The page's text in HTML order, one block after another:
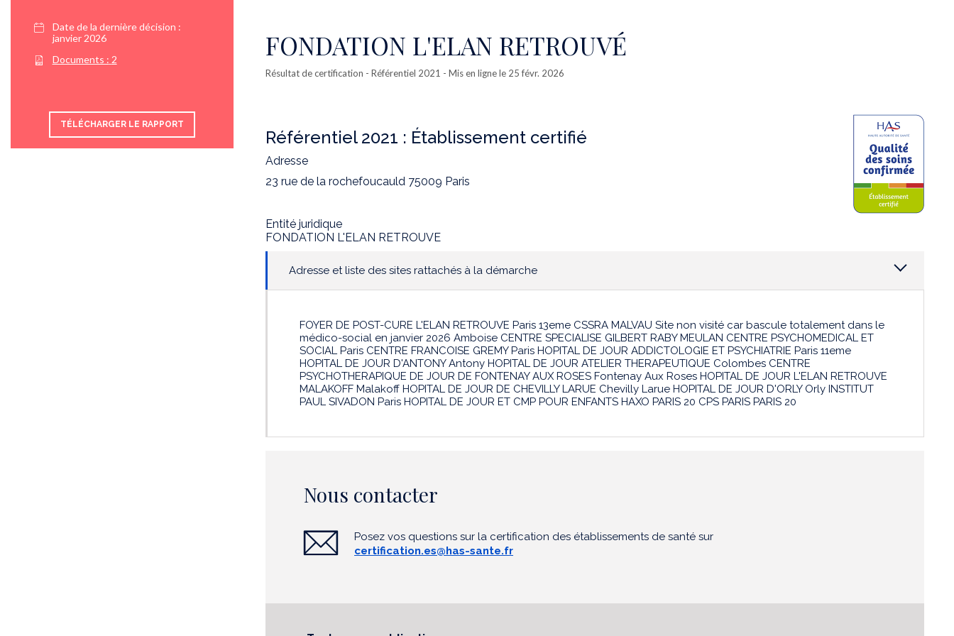
Date de la dernière décision :
janvier 2026
Documents : 2
TÉLÉCHARGER LE RAPPORT
FONDATION L'ELAN RETROUVÉ
Résultat de certification - Référentiel 2021 - Mis en ligne le 25 févr. 2026
Référentiel 2021 : Établissement certifié
Adresse
23 rue de la rochefoucauld 75009 Paris
Entité juridique
FONDATION L'ELAN RETROUVE
Adresse et liste des sites rattachés à la démarche
FOYER DE POST-CURE L'ELAN RETROUVE Paris 13eme CSSRA MALVAU Site non visité car bascule totalement dans le
médico-social en janvier 2026 Amboise CENTRE SPECIALISE GILBERT RABY MEULAN CENTRE PSYCHOMEDICAL ET
SOCIAL Paris CENTRE FRANCOISE GREMY Paris HOPITAL DE JOUR ADDICTOLOGIE ET PSYCHIATRIE Paris 11eme
HOPITAL DE JOUR D'ANTONY Antony HOPITAL DE JOUR ATELIER THERAPEUTIQUE Colombes CENTRE
PSYCHOTHERAPIQUE DE JOUR DE FONTENAY AUX ROSES Fontenay Aux Roses HOPITAL DE JOUR L'ELAN RETROUVE
MALAKOFF Malakoff HOPITAL DE JOUR DE CHEVILLY LARUE Chevilly Larue HOPITAL DE JOUR D'ORLY Orly INSTITUT
PAUL SIVADON Paris HOPITAL DE JOUR ET CMP POUR ENFANTS HAXO PARIS 20 CPS PARIS PARIS 20
Nous contacter
Posez vos questions sur la certification des établissements de santé sur
certification.es@has-sante.fr